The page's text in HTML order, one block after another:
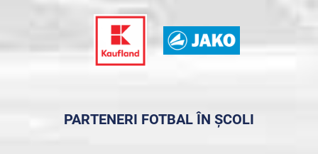
PARTENERI FOTBAL ÎN ȘCOLI